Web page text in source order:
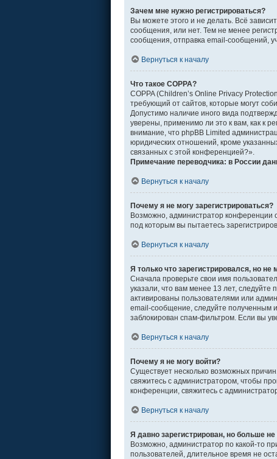
Зачем мне нужно регистрироваться?
Вы можете этого и не делать. Всё
сообщения, или нет. Тем не менее
сообщения, отправка email-сообщений,
Вернуться к началу
Что такое COPPA?
COPPA (Children’s Online Privacy
требующий от сайтов, которые могут
Допустимо наличие иного вида
уверены, применимо ли это к вам, как к
внимание, что phpBB Limited
юридических отношений, кроме
связанных с этой конференцией?».
Примечание переводчика: в России
Вернуться к началу
Почему я не могу зарегистрироваться?
Возможно, администратор конференции
под которым вы пытаетесь
Вернуться к началу
Я только что зарегистрировался, но не
Сначала проверьте свои имя
указали, что вам менее 13 лет,
активированы пользователями или
email-сообщение, следуйте полученным
заблокирован спам-фильтром. Если вы
Вернуться к началу
Почему я не могу войти?
Существует несколько возможных
свяжитесь с администратором, чтобы
конференции, свяжитесь с
Вернуться к началу
Я давно зарегистрирован, но больше не
Возможно, администратор по какой-то
пользователей, длительное время не